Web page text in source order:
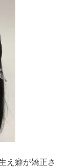
え癖が矯正さ